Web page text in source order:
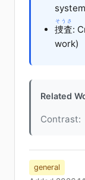
捜査
そうさ
:
work)
Related
Contrast:
general